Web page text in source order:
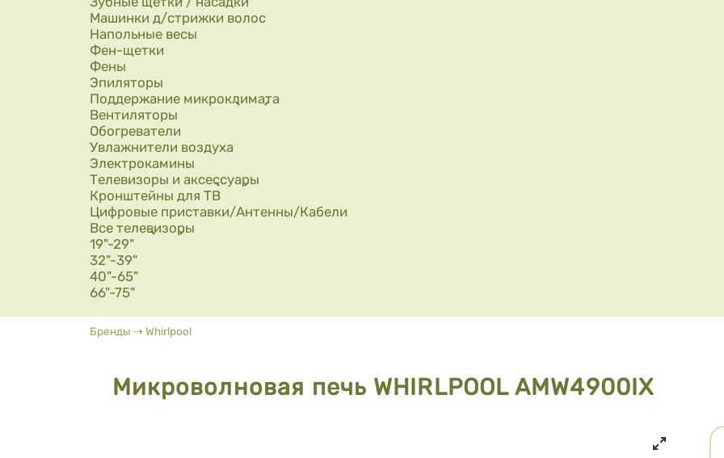
Машинки д/стрижки волос
Напольные весы
Фен-щетки
Фены
Эпиляторы
Поддержание микроклимата
Вентиляторы
Обогреватели
Увлажнители воздуха
Электрокамины
Телевизоры и аксессуары
Кронштейны для ТВ
Цифровые приставки/Антенны/Кабели
Все телевизоры
19"-29"
32"-39"
40"-65"
66"-75"
Вы здесь
Бренды ⇢ Whirlpool
Микроволновая печь WHIRLPOOL AMW4900IX